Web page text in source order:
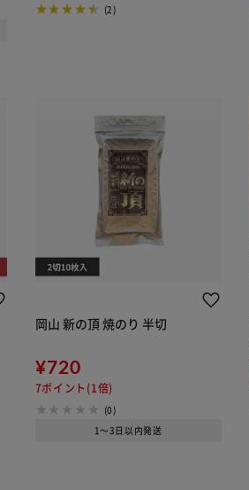
(2)
岡山 新の頂 焼のり 半切
¥720
7ポイント(1倍)
(0)
1～3日以内発送